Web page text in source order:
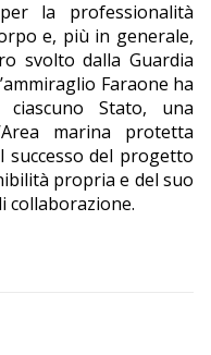
la professionalità
e, più in generale,
svolto dalla Guardia
Faraone ha
Stato, una
marina protetta
del progetto
propria e del suo
collaborazione.